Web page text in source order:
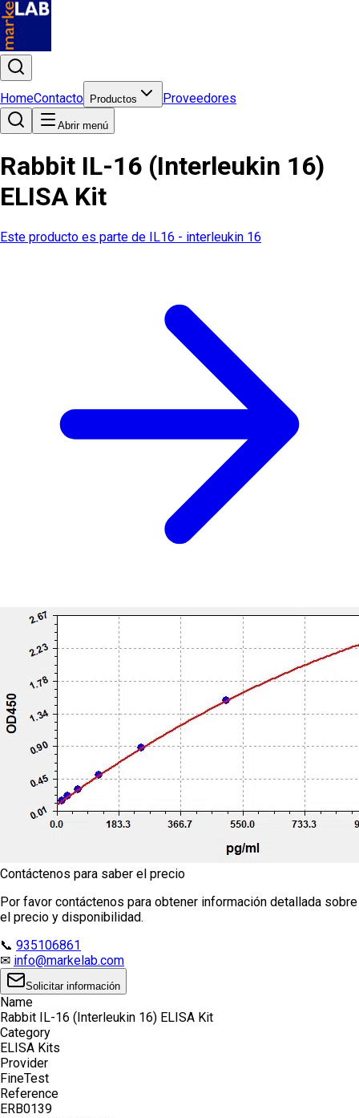
HomeContacto Productos Proveedores
Abrir menú
Rabbit IL-16 (Interleukin 16)
ELISA Kit
Este producto es parte de IL16 - interleukin 16
Contáctenos para saber el precio
Por favor contáctenos para obtener información detallada sobre
el precio y disponibilidad.
📞 935106861
✉ info@markelab.com
Solicitar información
Name
Rabbit IL-16 (Interleukin 16) ELISA Kit
Category
ELISA Kits
Provider
FineTest
Reference
ERB0139